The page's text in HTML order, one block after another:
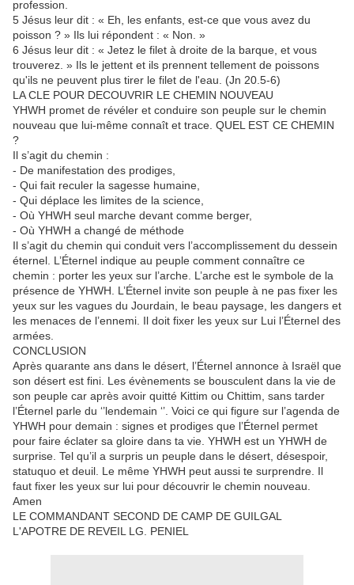
profession.
5 Jésus leur dit : « Eh, les enfants, est-ce que vous avez du
poisson ? » Ils lui répondent : « Non. »
6 Jésus leur dit : « Jetez le filet à droite de la barque, et vous
trouverez. » Ils le jettent et ils prennent tellement de poissons
qu'ils ne peuvent plus tirer le filet de l'eau. (Jn 20.5-6)
LA CLE POUR DECOUVRIR LE CHEMIN NOUVEAU
YHWH promet de révéler et conduire son peuple sur le chemin
nouveau que lui-même connaît et trace. QUEL EST CE CHEMIN
?
Il s’agit du chemin :
- De manifestation des prodiges,
- Qui fait reculer la sagesse humaine,
- Qui déplace les limites de la science,
- Où YHWH seul marche devant comme berger,
- Où YHWH a changé de méthode
Il s’agit du chemin qui conduit vers l’accomplissement du dessein
éternel. L’Éternel indique au peuple comment connaître ce
chemin : porter les yeux sur l’arche. L’arche est le symbole de la
présence de YHWH. L’Éternel invite son peuple à ne pas fixer les
yeux sur les vagues du Jourdain, le beau paysage, les dangers et
les menaces de l’ennemi. Il doit fixer les yeux sur Lui l’Éternel des
armées.
CONCLUSION
Après quarante ans dans le désert, l’Éternel annonce à Israël que
son désert est fini. Les évènements se bousculent dans la vie de
son peuple car après avoir quitté Kittim ou Chittim, sans tarder
l’Éternel parle du ‘’lendemain ‘’. Voici ce qui figure sur l’agenda de
YHWH pour demain : signes et prodiges que l’Éternel permet
pour faire éclater sa gloire dans ta vie. YHWH est un YHWH de
surprise. Tel qu’il a surpris un peuple dans le désert, désespoir,
statuquo et deuil. Le même YHWH peut aussi te surprendre. Il
faut fixer les yeux sur lui pour découvrir le chemin nouveau.
Amen
LE COMMANDANT SECOND DE CAMP DE GUILGAL
L'APOTRE DE REVEIL LG. PENIEL